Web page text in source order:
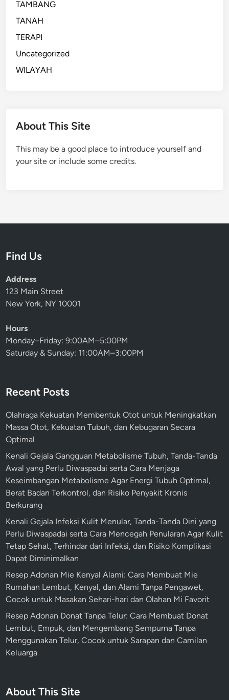
TAMBANG
TANAH
TERAPI
Uncategorized
WILAYAH
About This Site
This may be a good place to introduce yourself and
your site or include some credits.
Find Us
Address
123 Main Street
New York, NY 10001
Hours
Monday–Friday: 9:00AM–5:00PM
Saturday & Sunday: 11:00AM–3:00PM
Recent Posts
Olahraga Kekuatan Membentuk Otot untuk Meningkatkan
Massa Otot, Kekuatan Tubuh, dan Kebugaran Secara
Optimal
Kenali Gejala Gangguan Metabolisme Tubuh, Tanda-Tanda
Awal yang Perlu Diwaspadai serta Cara Menjaga
Keseimbangan Metabolisme Agar Energi Tubuh Optimal,
Berat Badan Terkontrol, dan Risiko Penyakit Kronis
Berkurang
Kenali Gejala Infeksi Kulit Menular, Tanda-Tanda Dini yang
Perlu Diwaspadai serta Cara Mencegah Penularan Agar Kulit
Tetap Sehat, Terhindar dari Infeksi, dan Risiko Komplikasi
Dapat Diminimalkan
Resep Adonan Mie Kenyal Alami: Cara Membuat Mie
Rumahan Lembut, Kenyal, dan Alami Tanpa Pengawet,
Cocok untuk Masakan Sehari-hari dan Olahan Mi Favorit
Resep Adonan Donat Tanpa Telur: Cara Membuat Donat
Lembut, Empuk, dan Mengembang Sempurna Tanpa
Menggunakan Telur, Cocok untuk Sarapan dan Camilan
Keluarga
About This Site